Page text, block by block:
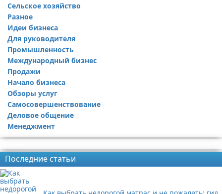
Сельское хозяйство
Разное
Идеи бизнеса
Для руководителя
Промышленность
Международный бизнес
Продажи
Начало бизнеса
Обзоры услуг
Самосовершенствование
Деловое общение
Менеджмент
Последние статьи